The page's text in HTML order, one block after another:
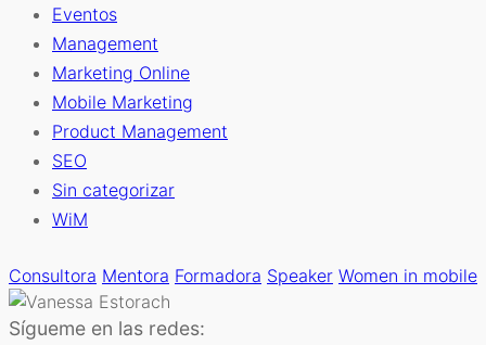
Eventos
Management
Marketing Online
Mobile Marketing
Product Management
SEO
Sin categorizar
WiM
Consultora Mentora Formadora Speaker Women in mobile
Sígueme en las redes: